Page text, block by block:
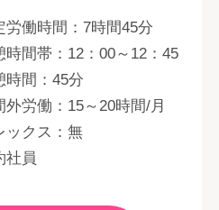
労働時間：7時間45分
時間帯：12：00～12：45
時間：45分
外労働：15～20時間/月
ックス：無
社員